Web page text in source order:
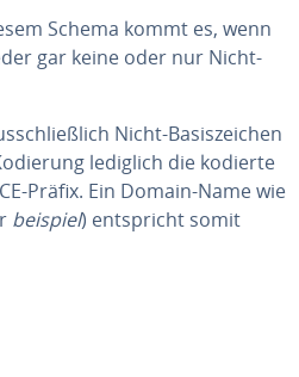
Schema kommt es, wenn
gar keine oder nur Nicht-
Nicht-Ba­sis­zei­chen
lediglich die kodierte
Präfix. Ein Domain-Name wie
beispiel) ent­spricht somit